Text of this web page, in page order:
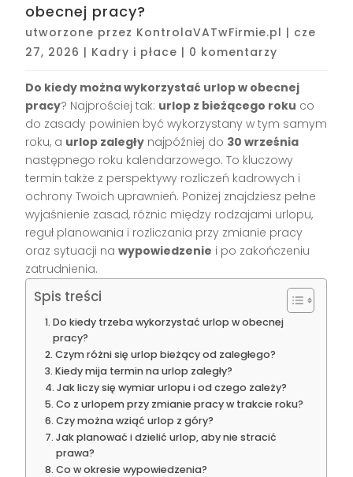
obecnej pracy?
utworzone przez KontrolaVATwFirmie.pl | cze
27, 2026 | Kadry i płace | 0 komentarzy
Do kiedy można wykorzystać urlop w obecnej
pracy? Najprościej tak: urlop z bieżącego roku co
do zasady powinien być wykorzystany w tym samym
roku, a urlop zaległy najpóźniej do 30 września
następnego roku kalendarzowego. To kluczowy
termin także z perspektywy rozliczeń kadrowych i
ochrony Twoich uprawnień. Poniżej znajdziesz pełne
wyjaśnienie zasad, różnic między rodzajami urlopu,
reguł planowania i rozliczania przy zmianie pracy
oraz sytuacji nawypowiedzenie i po zakończeniu
zatrudnienia.
Spis treści
Do kiedy trzeba wykorzystać urlop w obecnej
pracy?
Czym różni się urlop bieżący od zaległego?
Kiedy mija termin na urlop zaległy?
Jak liczy się wymiar urlopu i od czego zależy?
Co z urlopem przy zmianie pracy w trakcie roku?
Czy można wziąć urlop z góry?
Jak planować i dzielić urlop, aby nie stracić
prawa?
Co w okresie wypowiedzenia?